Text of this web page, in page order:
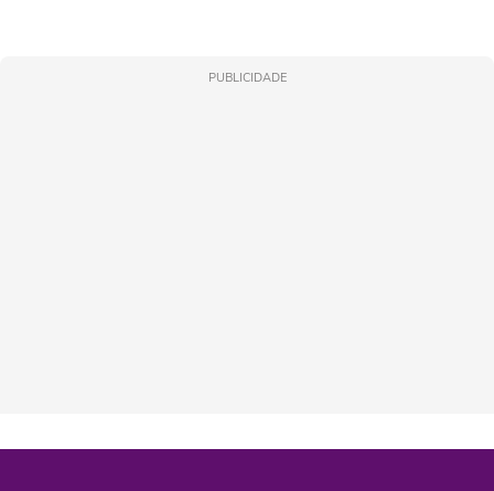
PUBLICIDADE